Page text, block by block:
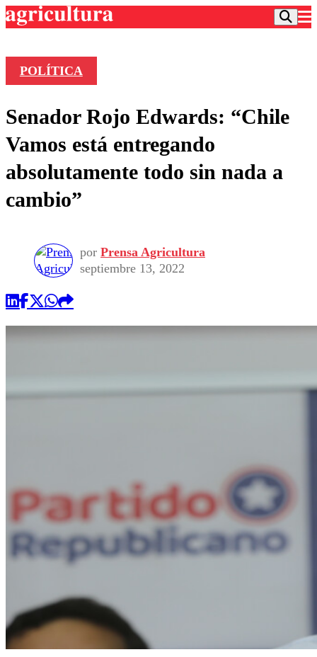
Frecuencias
Agricultura TV
Deportes
Colo Colo
Motor
Torneo Internacional
Torneo Nacional
Entretención
Noticias
Internacional
Nacional
Programas
Comercial
POLÍTICA
Senador Rojo Edwards: “Chile
Vamos está entregando
absolutamente todo sin nada a
cambio”
por Prensa Agricultura
septiembre 13, 2022